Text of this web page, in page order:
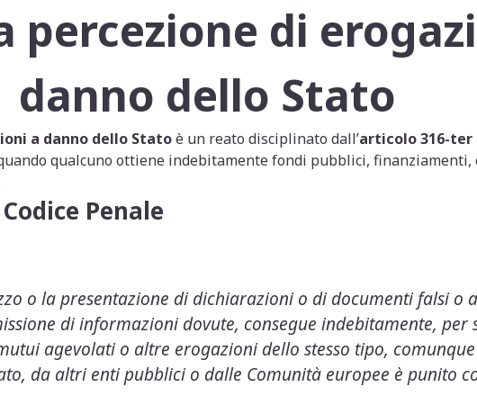
percezione di
danno dello Stato
a danno dello Statoè un reato disciplinato dall’articolo 316-ter
qualcuno ottiene indebitamente fondi pubblici,
Penale
o la presentazione di dichiarazioni o di documenti falsi o
di informazioni dovute, consegue indebitamente, per
agevolati o altre erogazioni dello stesso tipo,
da altri enti pubblici o dalle Comunità europee è punito